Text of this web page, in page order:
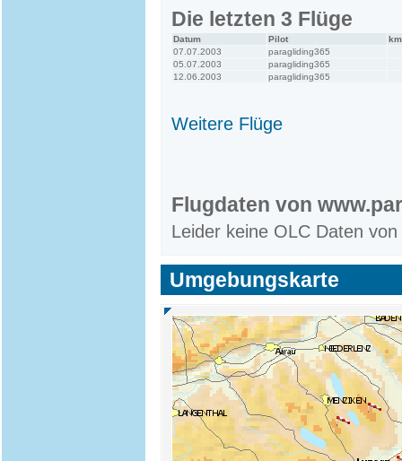
Die letzten 3 Flüge
Datum Pilot
km
07.07.2003
paragliding365
05.07.2003
paragliding365
12.06.2003
paragliding365
Weitere Flüge
Flugdaten von
Leider keine OLC Daten
Umgebungskarte